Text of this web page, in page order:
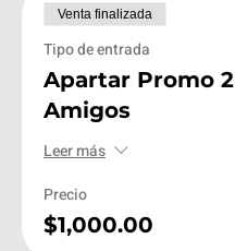
Venta finalizada
Tipo de entrada
Apartar Promo 2
Amigos
Leer más
Precio
$1,000.00